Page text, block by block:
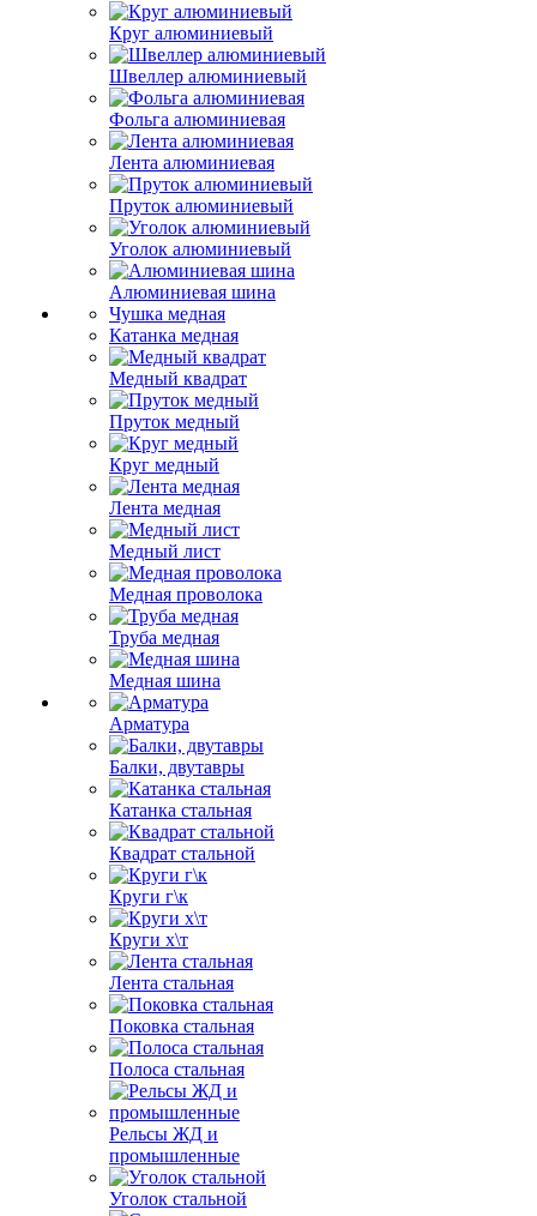
Круг алюминиевый
Швеллер алюминиевый
Фольга алюминиевая
Лента алюминиевая
Пруток алюминиевый
Уголок алюминиевый
Алюминиевая шина
Чушка медная
Катанка медная
Медный квадрат
Пруток медный
Круг медный
Лента медная
Медный лист
Медная проволока
Труба медная
Медная шина
Арматура
Балки, двутавры
Катанка стальная
Квадрат стальной
Круги г\к
Круги х\т
Лента стальная
Поковка стальная
Полоса стальная
Рельсы ЖД и
промышленные
Уголок стальной